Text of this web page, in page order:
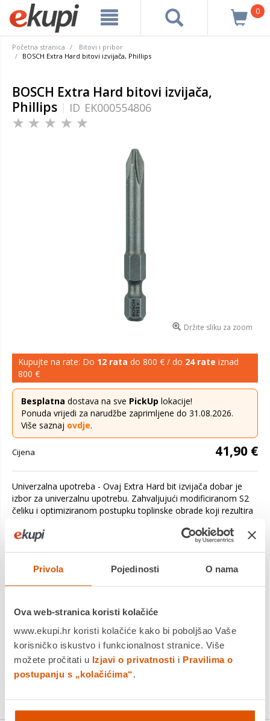
Privola Pojedinosti O nama
Ova web-stranica koristi kolačiće
www.ekupi.hr koristi kolačiće kako bi poboljšao Vaše
korisničko iskustvo i funkcionalnost stranice. Više
možete pročitati u Izjavi o privatnosti i Pravilima o
postupanju s „kolačićima“.
0
Početna stranica
Bitovi i pribor
BOSCH Extra Hard bitovi izvijača, Phillips
BOSCH Extra Hard bitovi izvijača,
Phillips
ID EK000554806
Držite sliku za zoom
Kupujte na rate: Do 12 rata do 800 € / do 24 rate iznad
800 €
Besplatna dostava na sve PickUp lokacije!
Ponuda vrijedi za narudžbe zaprimljene do 31.08.2026.
Više saznaj ovdje.
Cijena 41,90 €
Univerzalna upotreba - Ovaj Extra Hard bit izvijača dobar je
izbor za univerzalnu upotrebu. Zahvaljujući modificiranom S2
čeliku i optimiziranom postupku toplinske obrade koji rezultira
Platite gotovinom pri preuzimanju, Internet bankarstvom, karticama
jednokratno i na rate
Povrat robe moguć unutar 14 dana
DODAJTE U KOŠARICU